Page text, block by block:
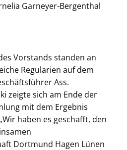
Garneyer-Bergenthal
Vorstands standen an
Regularien auf dem
Ass.
zeigte sich am Ende der
mit dem Ergebnis
haben es geschafft, den
Dortmund Hagen Lünen